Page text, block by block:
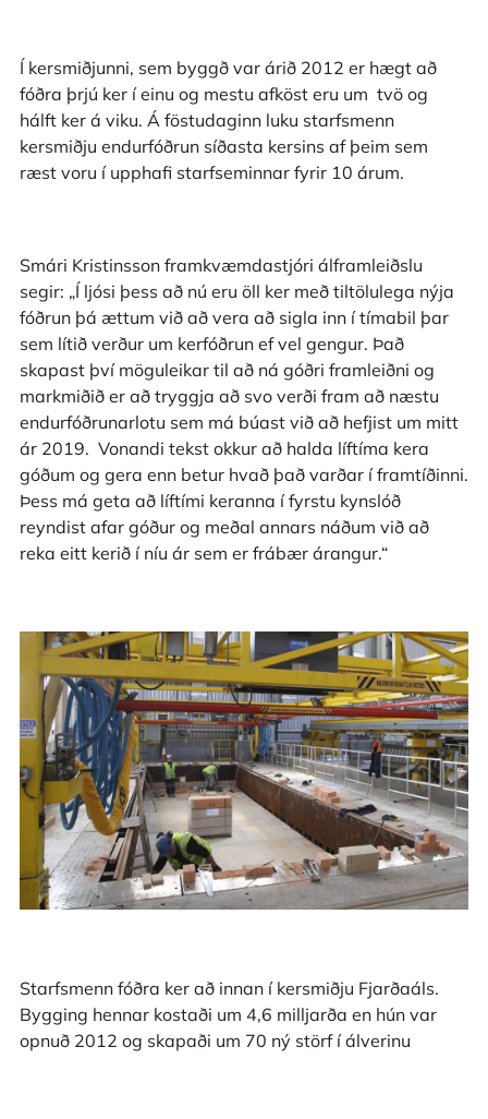
Í kersmiðjunni, sem byggð var árið 2012 er hægt að
fóðra þrjú ker í einu og mestu afköst eru um tvö og
hálft ker á viku. Á föstudaginn luku starfsmenn
kersmiðju endurfóðrun síðasta kersins af þeim sem
ræst voru í upphafi starfseminnar fyrir 10 árum.
Smári Kristinsson framkvæmdastjóri álframleiðslu
segir: „Í ljósi þess að nú eru öll ker með tiltölulega nýja
fóðrun þá ættum við að vera að sigla inn í tímabil þar
sem lítið verður um kerfóðrun ef vel gengur. Það
skapast því möguleikar til að ná góðri framleiðni og
markmiðið er að tryggja að svo verði fram að næstu
endurfóðrunarlotu sem má búast við að hefjist um mitt
ár 2019. Vonandi tekst okkur að halda líftíma kera
góðum og gera enn betur hvað það varðar í framtíðinni.
Þess má geta að líftími keranna í fyrstu kynslóð
reyndist afar góður og meðal annars náðum við að
reka eitt kerið í níu ár sem er frábær árangur.“
Starfsmenn fóðra ker að innan í kersmiðju Fjarðaáls.
Bygging hennar kostaði um 4,6 milljarða en hún var
opnuð 2012 og skapaði um 70 ný störf í álverinu